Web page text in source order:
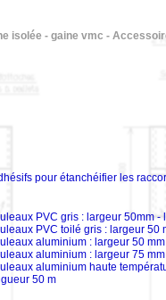
isolée - gaine vmc -
pour étanchéifier les
PVC gris : largeur 50mm -
PVC toilé gris : largeur 50
aluminium : largeur 50
aluminium : largeur 75
aluminium haute
50 m